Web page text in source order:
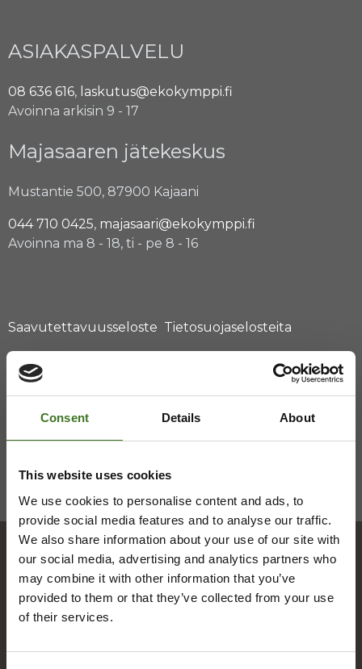
Consent Details About
This website uses cookies
We use cookies to personalise content and ads, to
provide social media features and to analyse our traffic.
We also share information about your use of our site with
our social media, advertising and analytics partners who
may combine it with other information that you’ve
provided to them or that they’ve collected from your use
of their services.
ASIAKASPALVELU
08 636 616, laskutus@ekokymppi.fi
Avoinna arkisin 9 - 17
Majasaaren jätekeskus
Mustantie 500, 87900 Kajaani
044 710 0425, majasaari@ekokymppi.fi
Avoinna ma 8 - 18, ti - pe 8 - 16
Saavutettavuusseloste Tietosuojaselosteita
Hakemisto
A